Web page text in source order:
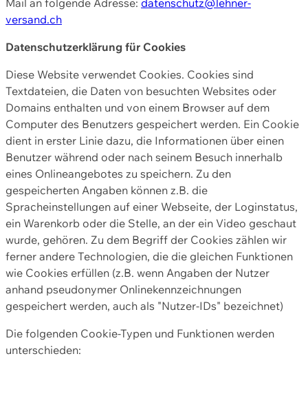
versand.ch
Datenschutzerklärung für Cookies
Diese Website verwendet Cookies. Cookies sind
Textdateien, die Daten von besuchten Websites oder
Domains enthalten und von einem Browser auf dem
Computer des Benutzers gespeichert werden. Ein Cookie
dient in erster Linie dazu, die Informationen über einen
Benutzer während oder nach seinem Besuch innerhalb
eines Onlineangebotes zu speichern. Zu den
gespeicherten Angaben können z.B. die
Spracheinstellungen auf einer Webseite, der Loginstatus,
ein Warenkorb oder die Stelle, an der ein Video geschaut
wurde, gehören. Zu dem Begriff der Cookies zählen wir
ferner andere Technologien, die die gleichen Funktionen
wie Cookies erfüllen (z.B. wenn Angaben der Nutzer
anhand pseudonymer Onlinekennzeichnungen
gespeichert werden, auch als "Nutzer-IDs" bezeichnet)
Die folgenden Cookie-Typen und Funktionen werden
unterschieden: